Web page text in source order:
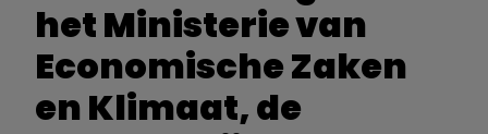
het Ministerie van
Economische Zaken
en Klimaat, de